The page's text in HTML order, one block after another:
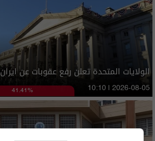
الولايات المتحدة تعلن رفع عقوبات عن ايران
41.41% 10:10 | 2026-08-05